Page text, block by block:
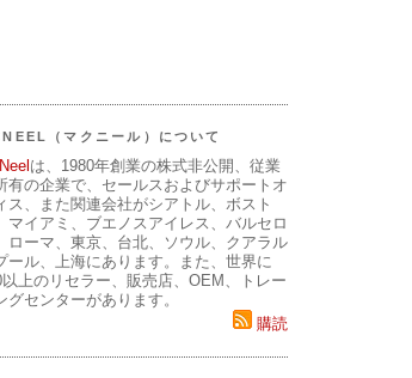
（マクニール）について
は、1980年創業の株式非公開、従業
有の企業で、セールスおよびサポートオ
ス、また関連会社がシアトル、ボスト
マイアミ、ブエノスアイレス、バルセロ
ローマ、東京、台北、ソウル、クアラル
ール、上海にあります。また、世界に
以上のリセラー、販売店、OEM、トレー
グセンターがあります。
購読